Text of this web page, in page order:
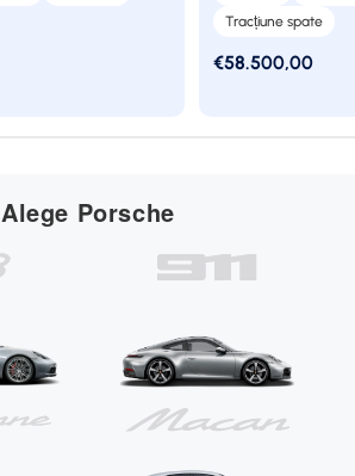
Tracțiune spate
Preț
€58.500,00
Alege Porsche